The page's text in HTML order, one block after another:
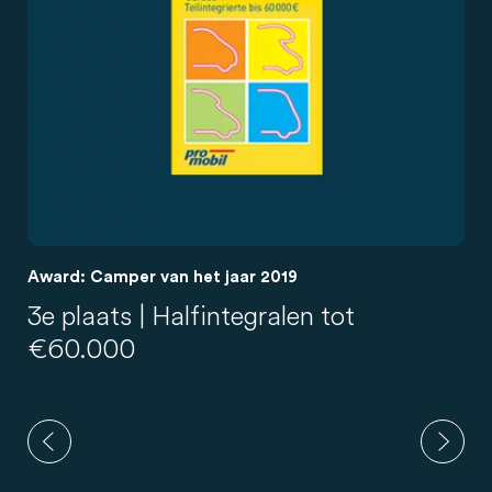
Award: Camper van het jaar 2019
3e plaats | Halfintegralen tot
€60.000